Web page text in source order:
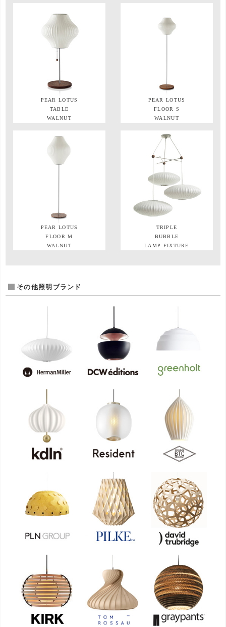
PEAR LOTUS
TABLE
WALNUT
PEAR LOTUS
FLOOR S
WALNUT
PEAR LOTUS
FLOOR M
WALNUT
TRIPLE
BUBBLE
LAMP FIXTURE
その他照明ブランド